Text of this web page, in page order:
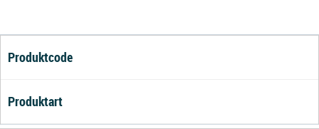
Produktcode
Produktart